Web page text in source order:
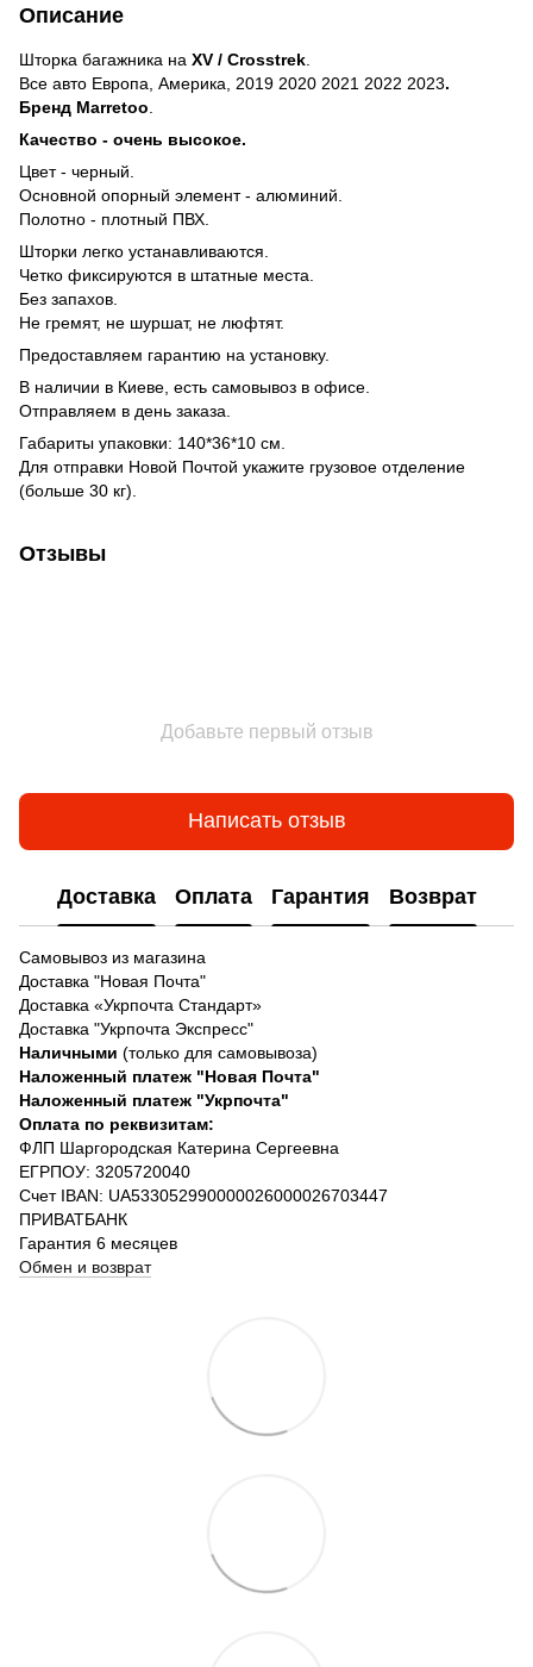
Описание
Шторка багажника на XV / Crosstrek
Все авто Европа, Америка, 2019 2020 2021 2022 2023.
Бренд Marretoo
Качество - очень высокое.
Цвeт - черный.
Основной опорный элемент - алюминий.
Полотно - плотный ПВХ.
Шторки легко устанавливаются.
Четко фиксируются в штатные места.
Без запахов.
Не гремят, не шуршат, не люфтят.
Предоставляем гарантию на установку.
В наличии в Киеве, есть самовывоз в офисе.
Отправляем в день заказа.
Габариты упаковки: 140*36*10 см.
Для отправки Новой Почтой укажите грузовое отделение
(больше 30 кг).
Отзывы
Добавьте первый отзыв
Написать отзыв
Доставка Оплата Гарантия Возврат
Самовывоз из магазина
Доставка "Новая Почта"
Доставка «Укрпочта Стандарт»
Доставка "Укрпочта Экспресс"
Наличными (только для самовывоза)
Наложенный платеж "Новая Почта"
Наложенный платеж "Укрпочта"
Оплата по реквизитам:
ФЛП Шаргородская Катерина Сергеевна
ЕГРПОУ: 3205720040
Счет IBAN: UA533052990000026000026703447
ПРИВАТБАНК
Гарантия 6 месяцев
Обмен и возврат